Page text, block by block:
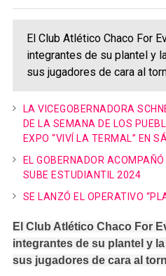
El Club Atlético Chaco For
integrantes de su plantel y
sus jugadores de cara al
LA VICEGOBERNADORA
DE LA SEMANA DE LOS
EXPO “VIVÍ LA TERMAL” EN
EL GOBERNADOR
SUBE ESTUDIANTIL 2024
SE LANZÓ EL OPERATIVO
El Club Atlético Chaco For
integrantes de su plantel y
sus jugadores de cara al